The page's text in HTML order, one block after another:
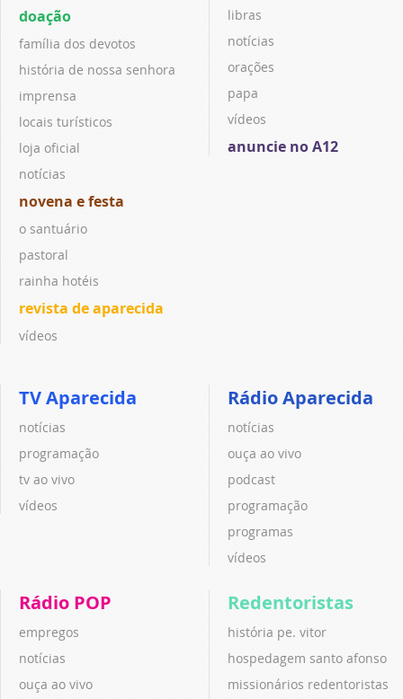
doação
família dos devotos
história de nossa senhora
imprensa
locais turísticos
loja oficial
notícias
novena e festa
o santuário
pastoral
rainha hotéis
revista de aparecida
vídeos
libras
notícias
orações
papa
vídeos
anuncie no A12
TV Aparecida
notícias
programação
tv ao vivo
vídeos
Rádio Aparecida
notícias
ouça ao vivo
podcast
programação
programas
vídeos
Rádio POP
empregos
notícias
ouça ao vivo
Redentoristas
história pe. vitor
hospedagem santo afonso
missionários redentoristas